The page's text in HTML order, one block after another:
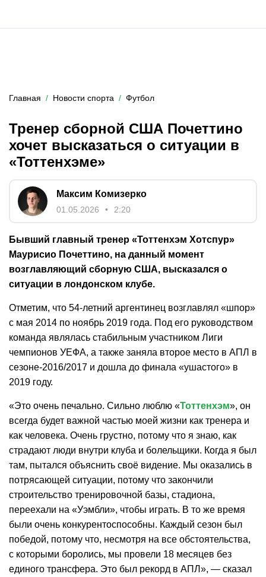
Главная Новости спорта Футбол
Тренер сборной США Почеттино
хочет высказаться о ситуации в
«Тоттенхэме»
Максим Комизерко
01.05.2026 2:20
Бывший главный тренер «Тоттенхэм Хотспур»
Маурисио Почеттино, на данный момент
возглавляющий сборную США, высказался о
ситуации в лондонском клубе.
Отметим, что 54-летний аргентинец возглавлял «шпор»
с мая 2014 по ноябрь 2019 года. Под его руководством
команда являлась стабильным участником Лиги
чемпионов УЕФА, а также заняла второе место в АПЛ в
сезоне-2016/2017 и дошла до финала «ушастого» в
2019 году.
«Это очень печально. Сильно люблю «Тоттенхэм», он
всегда будет важной частью моей жизни как тренера и
как человека. Очень грустно, потому что я знаю, как
страдают люди внутри клуба и болельщики. Когда я был
там, пытался объяснить своё видение. Мы оказались в
потрясающей ситуации, потому что закончили
строительство тренировочной базы, стадиона,
переехали на «Уэмбли», чтобы играть. В то же время
были очень конкурентоспособны. Каждый сезон был
победой, потому что, несмотря на все обстоятельства,
с которыми боролись, мы провели 18 месяцев без
единого трансфера. Это был рекорд в АПЛ», — сказал